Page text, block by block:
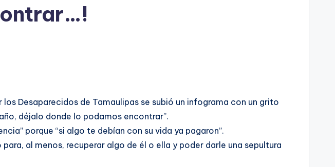
Desaparecidos de Tamaulipas se subió un infograma con un grito
déjalo donde lo podamos encontrar”.
porque “si algo te debían con su vida ya pagaron”.
al menos, recuperar algo de él o ella y poder darle una sepultura